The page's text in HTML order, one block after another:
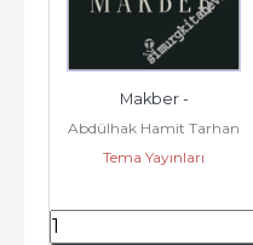
Makber -
Abdülhak Hamit Tarhan
Tema Yayınları